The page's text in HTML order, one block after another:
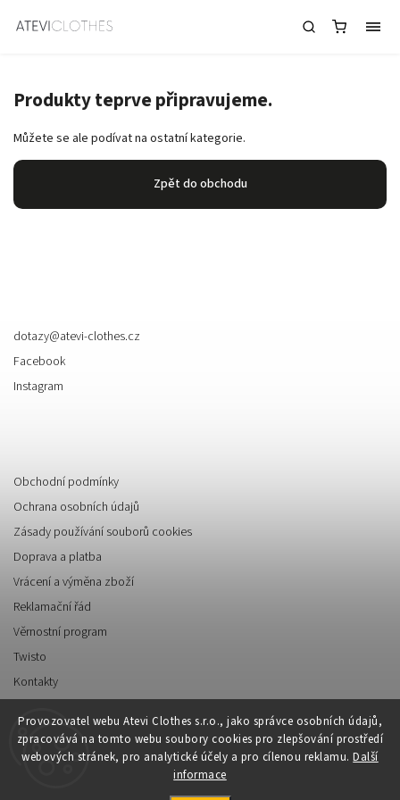
Provozovatel webu Atevi Clothes s.r.o., jako správce osobních údajů,
zpracovává na tomto webu soubory cookies pro zlepšování prostředí
webových stránek, pro analytické účely a pro cílenou reklamu.Další
informace
Ostatní
Produkty teprve připravujeme.
Můžete se ale podívat na ostatní kategorie.
Zpět do obchodu
dotazy@atevi-clothes.cz
Facebook
Instagram
Obchodní podmínky
Ochrana osobních údajů
Zásady používání souborů cookies
Doprava a platba
Vrácení a výměna zboží
Reklamační řád
Věrnostní program
Twisto
Kontakty